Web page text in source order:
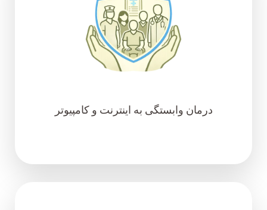
درمان وابستگی به اینترنت و کامپیوتر